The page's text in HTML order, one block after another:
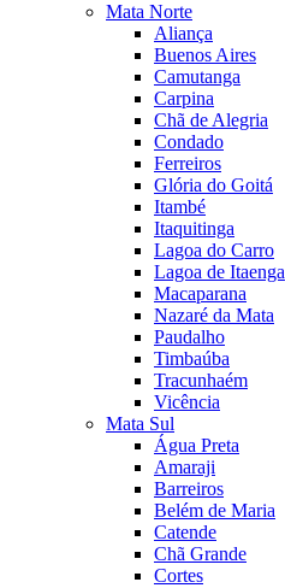
Mata Norte
Aliança
Buenos Aires
Camutanga
Carpina
Chã de Alegria
Condado
Ferreiros
Glória do Goitá
Itambé
Itaquitinga
Lagoa do Carro
Lagoa de Itaenga
Macaparana
Nazaré da Mata
Paudalho
Timbaúba
Tracunhaém
Vicência
Mata Sul
Água Preta
Amaraji
Barreiros
Belém de Maria
Catende
Chã Grande
Cortes